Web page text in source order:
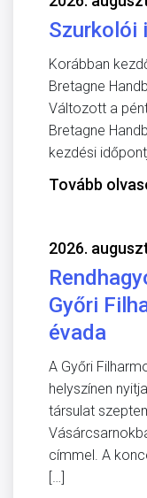
Szurkolói
Korábban
Bretagne
Változott a
Bretagne
kezdési
Tovább
2026.
Győri
évada
A Győri
helyszínen
társulat
címmel. A
[…]